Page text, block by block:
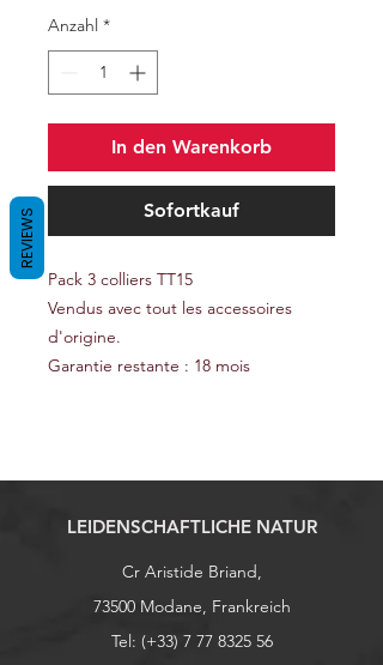
Anzahl *
In den Warenkorb
Sofortkauf
Pack 3 colliers TT15
Vendus avec tout les accessoires
d'origine.
Garantie restante : 18 mois
LEIDENSCHAFTLICHE NATUR
Cr Aristide Briand,
73500 Modane, Frankreich
Tel: (+33) 7 77 8325 56
REVIEWS